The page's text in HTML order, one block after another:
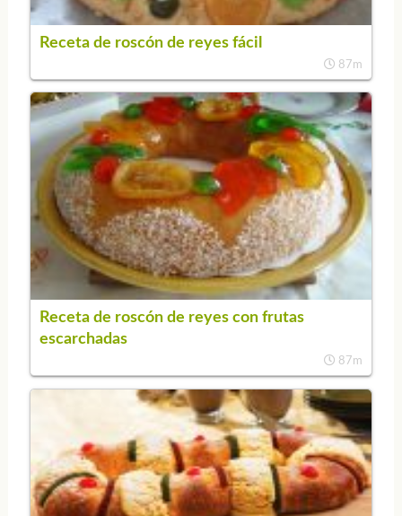
Receta de roscón de reyes fácil
87m
Receta de roscón de reyes con frutas
escarchadas
87m